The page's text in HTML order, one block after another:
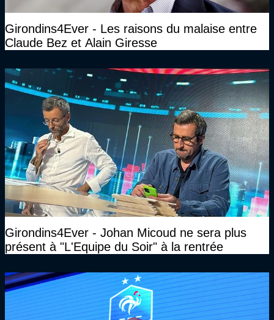
Girondins4Ever - Les raisons du malaise entre
Claude Bez et Alain Giresse
Girondins4Ever - Johan Micoud ne sera plus
présent à "L'Equipe du Soir" à la rentrée